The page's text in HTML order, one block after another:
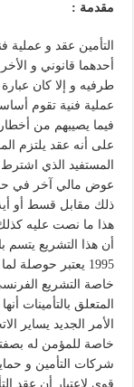
مقدمة :
التأمين عقد و عملية
أحدهما قانوني و
طرفيه و إلا كان
عملية فنية تقوم
فيما يصيبهم من أخطار و لقد
على أنه عقد يلتزم
المستفيد الذي اشترط
عوض مالي آخر في
ذلك مقابل قسط أو
هذا ما نصت عليه كذلك
أن هذا التشريع يتسم
1995 يعتبر
خاصة التشريع
المتعلق بالتأمينات أنها متأثرة
الأمر الجديد يساير
خاصة للمؤمن له
شركات التأمين و
قوي لاعتبار أن عقد